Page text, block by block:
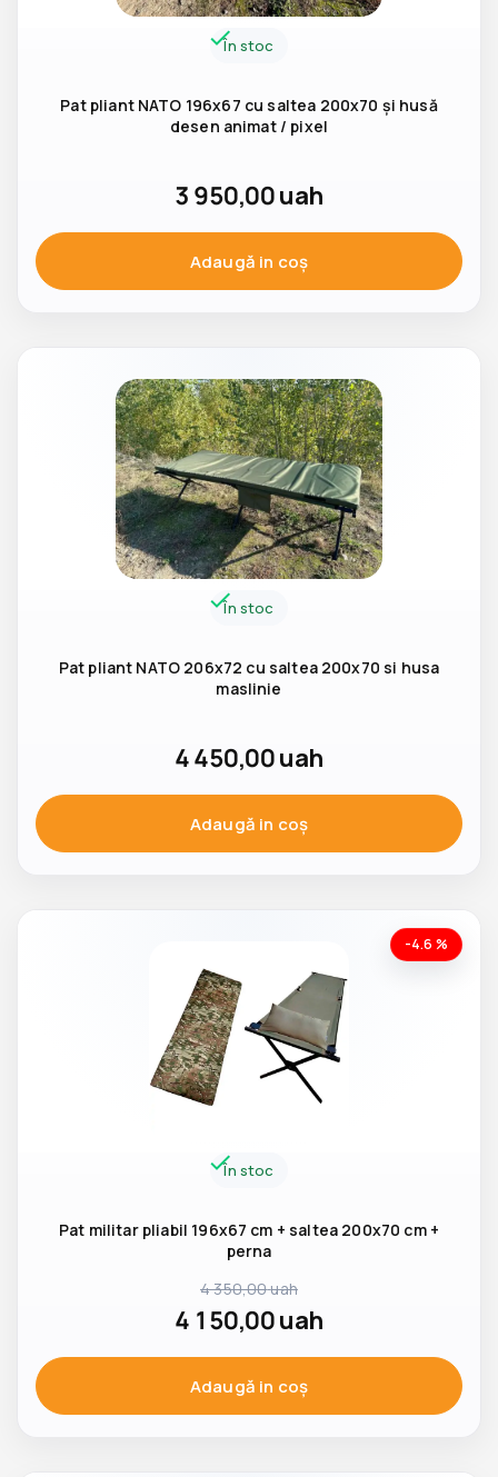
În stoc
Pat pliant NATO 196x67 cu saltea 200x70 și husă
desen animat / pixel
3 950,00uah
Adaugă in coş
În stoc
Pat pliant NATO 206x72 cu saltea 200x70 si husa
maslinie
4 450,00uah
Adaugă in coş
-4.6 %
În stoc
Pat militar pliabil 196x67 cm + saltea 200x70 cm +
perna
4 350,00uah
4 150,00uah
Adaugă in coş